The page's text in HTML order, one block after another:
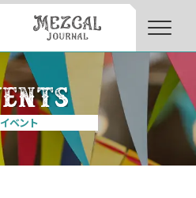
About Tequila Journal
What’s Tequila
イベント